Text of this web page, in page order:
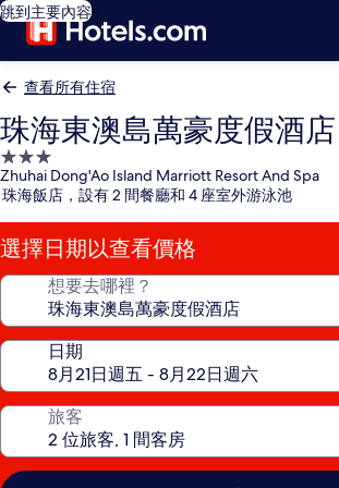
跳到主要內容
查看所有住宿
珠海東澳島萬豪度假酒店
3.0
星
級
住
宿
Zhuhai Dong'Ao Island Marriott Resort And Spa
珠海飯店，設有 2 間餐廳和 4 座室外游泳池
選擇日期以查看價格
想要去哪裡？
日期
旅客